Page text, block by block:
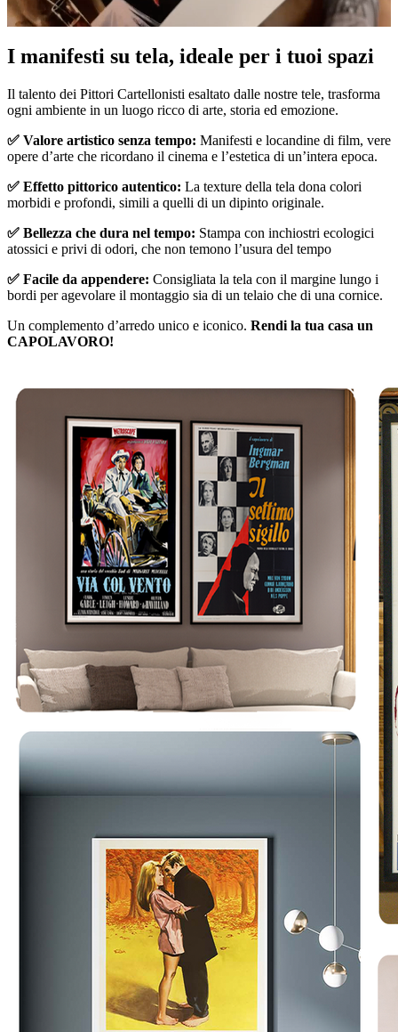
I manifesti su tela, ideale per i tuoi spazi
Il talento dei Pittori Cartellonisti esaltato dalle nostre tele, trasforma
ogni ambiente in un luogo ricco di arte, storia ed emozione.
✅ Valore artistico senza tempo: Manifesti e locandine di film, vere
opere d’arte che ricordano il cinema e l’estetica di un’intera epoca.
✅ Effetto pittorico autentico: La texture della tela dona colori
morbidi e profondi, simili a quelli di un dipinto originale.
✅ Bellezza che dura nel tempo: Stampa con inchiostri ecologici
atossici e privi di odori, che non temono l’usura del tempo
✅ Facile da appendere: Consigliata la tela con il margine lungo i
bordi per agevolare il montaggio sia di un telaio che di una cornice.
Un complemento d’arredo unico e iconico. Rendi la tua casa un
CAPOLAVORO!